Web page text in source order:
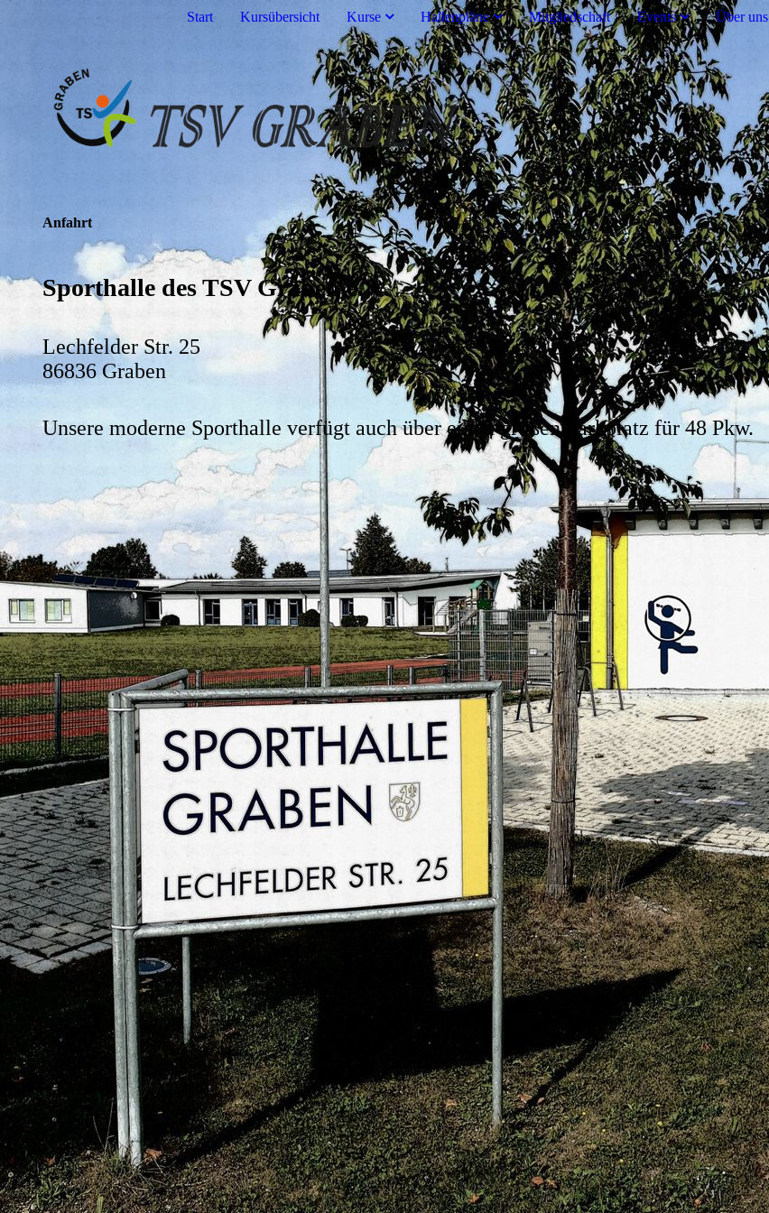
Start Kursübersicht Kurse Hallenpläne Mitgliedschaft Events Über uns
Anfahrt
Sporthalle des TSV Graben e. V.
Lechfelder Str. 25
86836 Graben
Unsere moderne Sporthalle verfügt auch über einen großen Parkplatz für 48 Pkw.